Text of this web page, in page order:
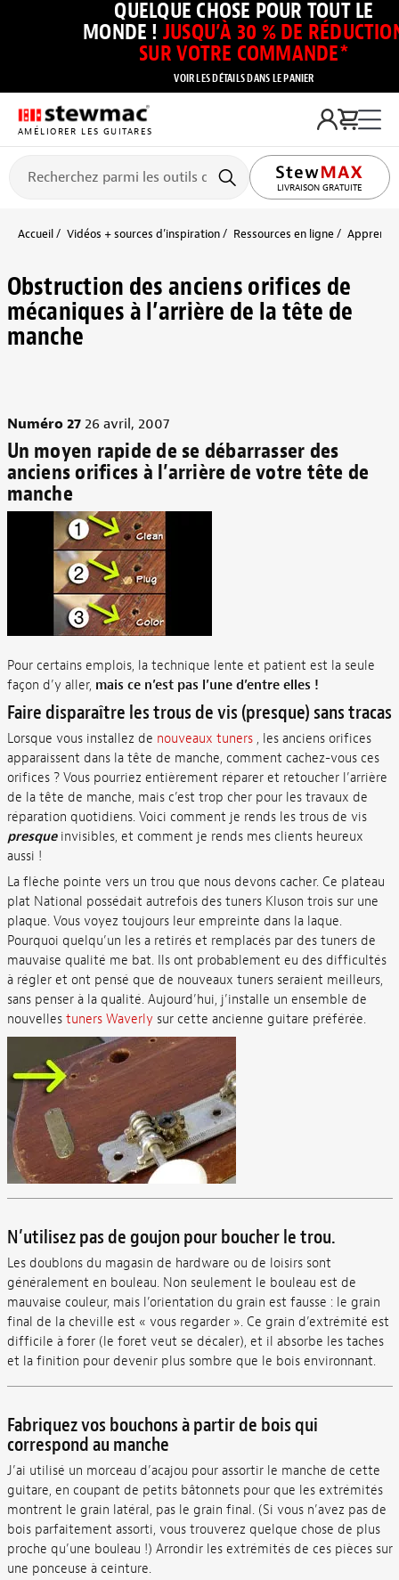
QUELQUE CHOSE POUR TOUT LE
MONDE ! JUSQU’À 30 % DE
SUR VOTRE COMMANDE*
VOIR LES DÉTAILS DANS LE PANIER
AMÉLIORER LES GUITARES
LIVRAISON GRATUITE
Accueil Vidéos + sources d’inspiration Ressources en ligne
Obstruction des anciens orifices de
mécaniques à l’arrière de la tête de
manche
Numéro 2726 avril, 2007
Un moyen rapide de se débarrasser des
anciens orifices à l’arrière de votre tête de
manche
Pour certains emplois, la technique lente et patient est la seule
façon d’y aller, mais ce n’est pas l’une d’entre elles !
Faire disparaître les trous de vis (presque) sans tracas
Lorsque vous installez de nouveaux tuners, les anciens orifices
apparaissent dans la tête de manche, comment cachez-vous ces
orifices ? Vous pourriez entièrement réparer et retoucher l’arrière
de la tête de manche, mais c’est trop cher pour les travaux de
réparation quotidiens. Voici comment je rends les trous de vis
presqueinvisibles, et comment je rends mes clients heureux
aussi !
La flèche pointe vers un trou que nous devons cacher. Ce plateau
plat National possédait autrefois des tuners Kluson trois sur une
plaque. Vous voyez toujours leur empreinte dans la laque.
Pourquoi quelqu’un les a retirés et remplacés par des tuners de
mauvaise qualité me bat. Ils ont probablement eu des difficultés
à régler et ont pensé que de nouveaux tuners seraient meilleurs,
sans penser à la qualité. Aujourd’hui, j’installe un ensemble de
nouvelles tuners Waverlysur cette ancienne guitare préférée.
N’utilisez pas de goujon pour boucher le trou.
Les doublons du magasin de hardware ou de loisirs sont
généralement en bouleau. Non seulement le bouleau est de
mauvaise couleur, mais l’orientation du grain est fausse : le grain
final de la cheville est « vous regarder ». Ce grain d’extrémité est
difficile à forer (le foret veut se décaler), et il absorbe les taches
et la finition pour devenir plus sombre que le bois environnant.
Fabriquez vos bouchons à partir de bois qui
correspond au manche
J’ai utilisé un morceau d’acajou pour assortir le manche de cette
guitare, en coupant de petits bâtonnets pour que les extrémités
montrent le grain latéral, pas le grain final. (Si vous n’avez pas de
bois parfaitement assorti, vous trouverez quelque chose de plus
proche qu’une bouleau !) Arrondir les extrémités de ces pièces sur
une ponceuse à ceinture.